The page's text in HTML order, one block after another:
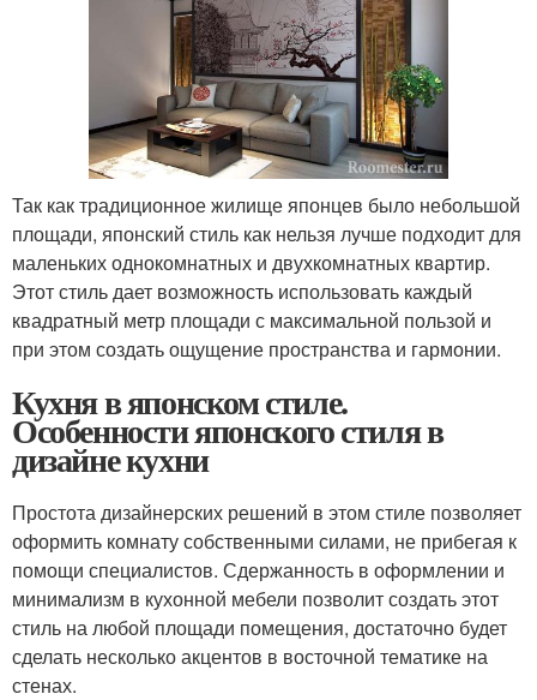
Так как традиционное жилище японцев было небольшой
площади, японский стиль как нельзя лучше подходит для
маленьких однокомнатных и двухкомнатных квартир.
Этот стиль дает возможность использовать каждый
квадратный метр площади с максимальной пользой и
при этом создать ощущение пространства и гармонии.
Кухня в японском стиле.
Особенности японского стиля в
дизайне кухни
Простота дизайнерских решений в этом стиле позволяет
оформить комнату собственными силами, не прибегая к
помощи специалистов. Сдержанность в оформлении и
минимализм в кухонной мебели позволит создать этот
стиль на любой площади помещения, достаточно будет
сделать несколько акцентов в восточной тематике на
стенах.